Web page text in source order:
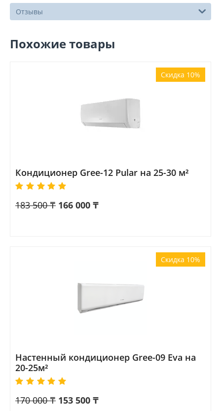
Отзывы
Похожие товары
Скидка 10%
Кондиционер Gree-12 Pular на 25-30 м²
183 500 ₸ 166 000 ₸
Скидка 10%
Настенный кондиционер Gree-09 Eva на
20-25м²
170 000 ₸ 153 500 ₸